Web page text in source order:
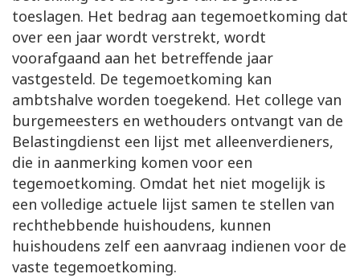
toeslagen. Het bedrag aan tegemoetkoming dat
over een jaar wordt verstrekt, wordt
voorafgaand aan het betreffende jaar
vastgesteld. De tegemoetkoming kan
ambtshalve worden toegekend. Het college van
burgemeesters en wethouders ontvangt van de
Belastingdienst een lijst met alleenverdieners,
die in aanmerking komen voor een
tegemoetkoming. Omdat het niet mogelijk is
een volledige actuele lijst samen te stellen van
rechthebbende huishoudens, kunnen
huishoudens zelf een aanvraag indienen voor de
vaste tegemoetkoming.